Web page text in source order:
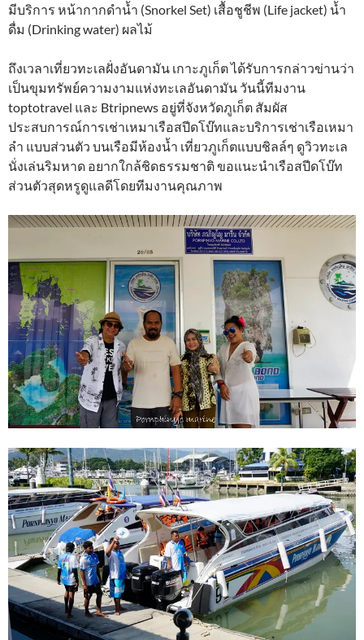
มีบริการ หน้ากากดำน้ำ (Snorkel Set) เสื้อชูชีพ (Life jacket) น้ำ
ดื่ม (Drinking water) ผลไม้
ถึงเวลาเที่ยวทะเลฝั่งอันดามัน เกาะภูเก็ต ได้รับการกล่าวข่านว่า
เป็นขุมทรัพย์ความงามแห่งทะเลอันดามัน วันนี้ทีมงาน
toptotravel และ Btripnews อยู่ที่จังหวัดภูเก็ต สัมผัส
ประสบการณ์การเช่าเหมาเรือสปีดโบ๊ทและบริการเช่าเรือเหมา
ลำ แบบส่วนตัว บนเรือมีห้องน้ำ เที่ยวภูเก็ตแบบชิลล์ๆ ดูวิวทะเล
นั่งเล่นริมหาด อยากใกล้ชิดธรรมชาติ ขอแนะนำเรือสปีดโบ๊ท
ส่วนตัวสุดหรูดูแลดีโดยทีมงานคุณภาพ